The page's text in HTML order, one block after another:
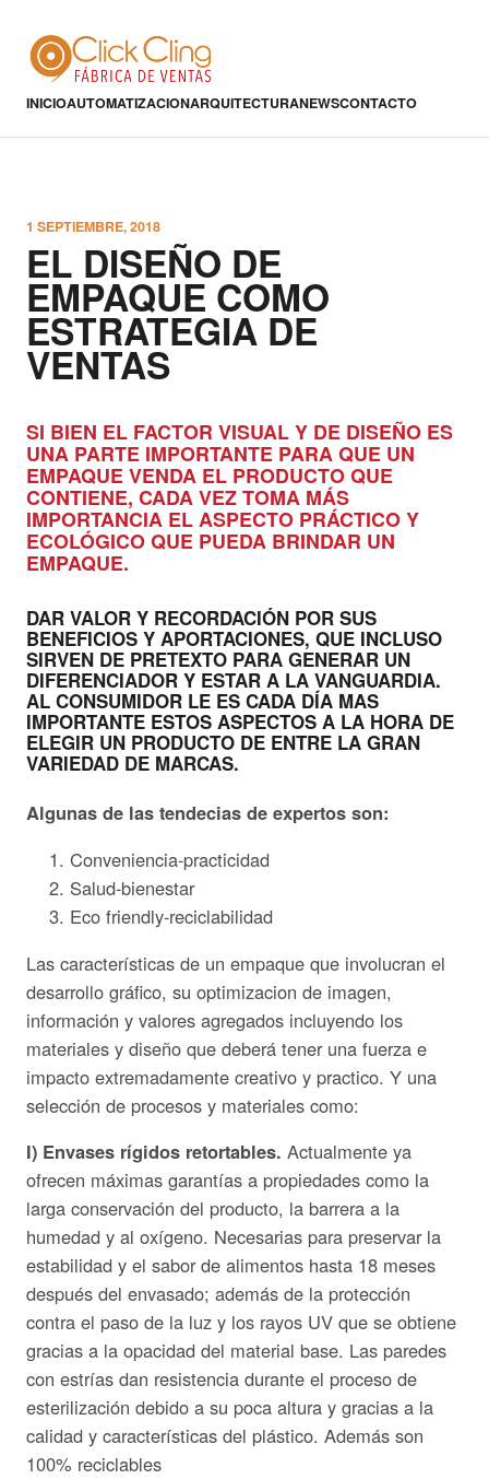
INICIOAUTOMATIZACIONARQUITECTURANEWSCONTACTO
1 SEPTIEMBRE, 2018
EL DISEÑO DE
EMPAQUE COMO
ESTRATEGIA DE
VENTAS
SI BIEN EL FACTOR VISUAL Y DE DISEÑO ES
UNA PARTE IMPORTANTE PARA QUE UN
EMPAQUE VENDA EL PRODUCTO QUE
CONTIENE, CADA VEZ TOMA MÁS
IMPORTANCIA EL ASPECTO PRÁCTICO Y
ECOLÓGICO QUE PUEDA BRINDAR UN
EMPAQUE.
DAR VALOR Y RECORDACIÓN POR SUS
BENEFICIOS Y APORTACIONES, QUE INCLUSO
SIRVEN DE PRETEXTO PARA GENERAR UN
DIFERENCIADOR Y ESTAR A LA VANGUARDIA.
AL CONSUMIDOR LE ES CADA DÍA MAS
IMPORTANTE ESTOS ASPECTOS A LA HORA DE
ELEGIR UN PRODUCTO DE ENTRE LA GRAN
VARIEDAD DE MARCAS.
Algunas de las tendecias de expertos son:
Conveniencia-practicidad
Salud-bienestar
Eco friendly-reciclabilidad
Las características de un empaque que involucran el
desarrollo gráfico, su optimizacion de imagen,
información y valores agregados incluyendo los
materiales y diseño que deberá tener una fuerza e
impacto extremadamente creativo y practico. Y una
selección de procesos y materiales como:
I) Envases rígidos retortables. Actualmente ya
ofrecen máximas garantías a propiedades como la
larga conservación del producto, la barrera a la
humedad y al oxígeno. Necesarias para preservar la
estabilidad y el sabor de alimentos hasta 18 meses
después del envasado; además de la protección
contra el paso de la luz y los rayos UV que se obtiene
gracias a la opacidad del material base. Las paredes
con estrías dan resistencia durante el proceso de
esterilización debido a su poca altura y gracias a la
calidad y características del plástico. Además son
100% reciclables